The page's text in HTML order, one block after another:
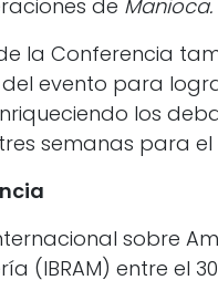
de Manioca.
la Conferencia
evento para
los
semanas para
sobre
(IBRAM) entre el